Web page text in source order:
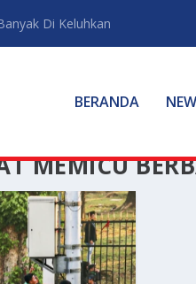
Di Keluhkan
BERANDA
MEMICU